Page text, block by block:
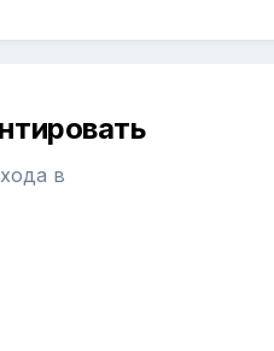
в